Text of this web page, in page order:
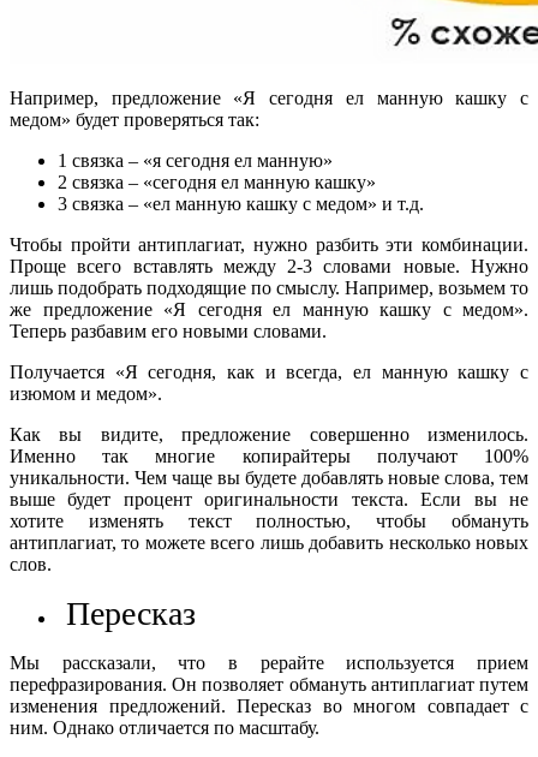
Например, предложение «Я сегодня ел манную кашку с
медом» будет проверяться так:
1 связка – «я сегодня ел манную»
2 связка – «сегодня ел манную кашку»
3 связка – «ел манную кашку с медом» и т.д.
Чтобы пройти антиплагиат, нужно разбить эти комбинации.
Проще всего вставлять между 2-3 словами новые. Нужно
лишь подобрать подходящие по смыслу. Например, возьмем то
же предложение «Я сегодня ел манную кашку с медом».
Теперь разбавим его новыми словами.
Получается «Я сегодня, как и всегда, ел манную кашку с
изюмом и медом».
Как вы видите, предложение совершенно изменилось.
Именно так многие копирайтеры получают 100%
уникальности. Чем чаще вы будете добавлять новые слова, тем
выше будет процент оригинальности текста. Если вы не
хотите изменять текст полностью, чтобы обмануть
антиплагиат, то можете всего лишь добавить несколько новых
слов.
Пересказ
Мы рассказали, что в рерайте используется прием
перефразирования. Он позволяет обмануть антиплагиат путем
изменения предложений. Пересказ во многом совпадает с
ним. Однако отличается по масштабу.